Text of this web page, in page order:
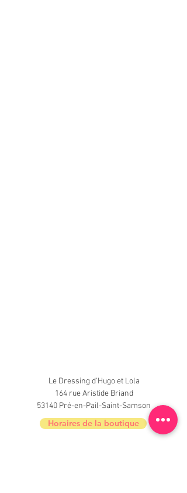
Le Dressing d'Hugo et Lola
164 rue Aristide Briand
53140 Pré-en-Pail-Saint-Samson
Horaires de la boutique